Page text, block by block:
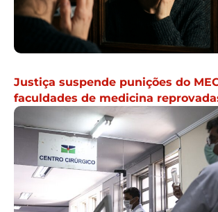
Justiça suspende punições do
faculdades de medicina